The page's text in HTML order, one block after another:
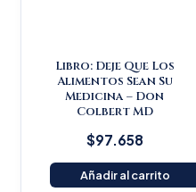
Libro: Deje Que Los
Alimentos Sean Su
Medicina – Don
Colbert MD
$97.658
Añadir al carrito